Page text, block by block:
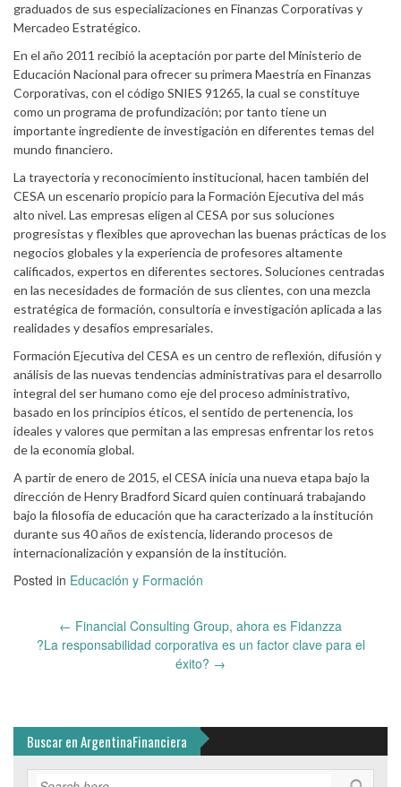
graduados de sus especializaciones en Finanzas Corporativas y
Mercadeo Estratégico.
En el año 2011 recibió la aceptación por parte del Ministerio de
Educación Nacional para ofrecer su primera Maestría en Finanzas
Corporativas, con el código SNIES 91265, la cual se constituye
como un programa de profundización; por tanto tiene un
importante ingrediente de investigación en diferentes temas del
mundo financiero.
La trayectoria y reconocimiento institucional, hacen también del
CESA un escenario propicio para la Formación Ejecutiva del más
alto nivel. Las empresas eligen al CESA por sus soluciones
progresistas y flexibles que aprovechan las buenas prácticas de los
negocios globales y la experiencia de profesores altamente
calificados, expertos en diferentes sectores. Soluciones centradas
en las necesidades de formación de sus clientes, con una mezcla
estratégica de formación, consultoría e investigación aplicada a las
realidades y desafíos empresariales.
Formación Ejecutiva del CESA es un centro de reflexión, difusión y
análisis de las nuevas tendencias administrativas para el desarrollo
integral del ser humano como eje del proceso administrativo,
basado en los principios éticos, el sentido de pertenencia, los
ideales y valores que permitan a las empresas enfrentar los retos
de la economía global.
A partir de enero de 2015, el CESA inicia una nueva etapa bajo la
dirección de Henry Bradford Sicard quien continuará trabajando
bajo la filosofía de educación que ha caracterizado a la institución
durante sus 40 años de existencia, liderando procesos de
internacionalización y expansión de la institución.
Posted in Educación y Formación
navigation
← Financial Consulting Group, ahora es Fidanzza
?La responsabilidad corporativa es un factor clave para el
éxito? →
Buscar en ArgentinaFinanciera